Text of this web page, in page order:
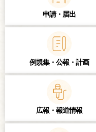
申請・届出
例規集・公報・計画
広報・報道情報